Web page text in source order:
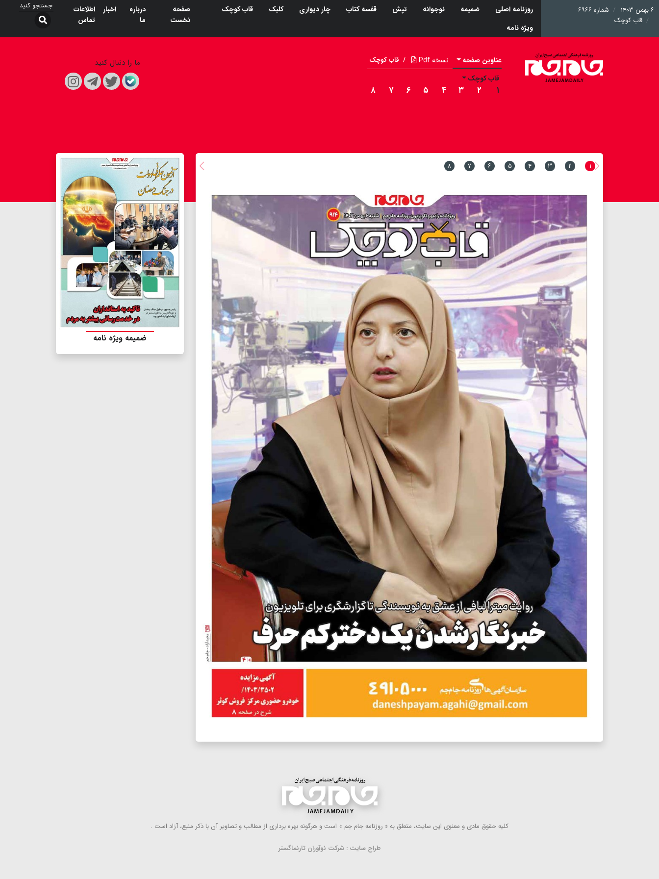
۶ بهمن ۱۴۰۳
شماره ۶۹۶۶
قاب کوچک
روزنامه اصلی ضمیمه نوجوانه تپش قفسه کتاب چار دیواری کلیک
قاب کوچک
ویژه نامه
صفحه
نخست
درباره
ما
اخبار
اطلاعات
تماس
عناوین صفحه نسخه Pdf / قاب کوچک
قاب کوچک
۱ ۲ ۳ ۴ ۵ ۶ ۷ ۸
ما را دنبال کنید
۱ ۲ ۳ ۴ ۵ ۶ ۷ ۸
ضمیمه ویژه نامه
كلیه حقوق مادی و معنوی این سایت، متعلق به « روزنامه جام جم » است و هرگونه بهره ‌برداری از مطالب و تصاویر آن با ذكر منبع، آزاد است .
طراح سایت : شرکت نوآوران تارنماگستر